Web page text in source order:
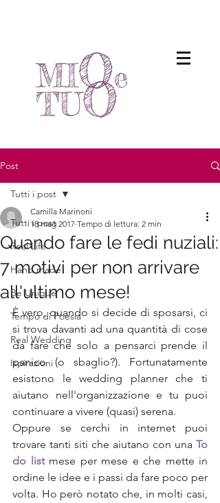
Post
Tutti i post
Real Life
Hand made
Be Unique
Tempo di Poesia
Real Wedding
Ispirazioni
Tutti i post
Quando fare le fedi nuziali:
7 motivi per non arrivare
all'ultimo mese!
Camilla Marinoni
18 mag 2017 Tempo di lettura: 2 min
È vero, quando si decide di sposarsi, ci
si trova davanti ad una quantità di cose
da fare che solo a pensarci prende il
panico (o sbaglio?). Fortunatamente
esistono le wedding planner che ti
aiutano nell'organizzazione e tu puoi
continuare a vivere (quasi) serena.
Oppure se cerchi in internet puoi
trovare tanti siti che aiutano con una To
do list mese per mese e che mette in
ordine le idee e i passi da fare poco per
volta. Ho però notato che, in molti casi,